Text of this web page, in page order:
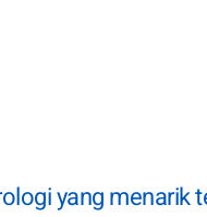
yang menarik